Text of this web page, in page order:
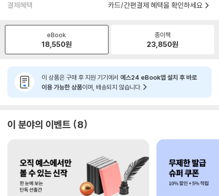
결제혜택 카드/간편결제 혜택을 확인하세요
eBook
18,550원
종이책
23,850원
이 상품은 구매 후 지원 기기에서 예스24 eBook앱 설치 후 바로
이용 가능한 상품이며, 배송되지 않습니다.
이 분야의 이벤트 8